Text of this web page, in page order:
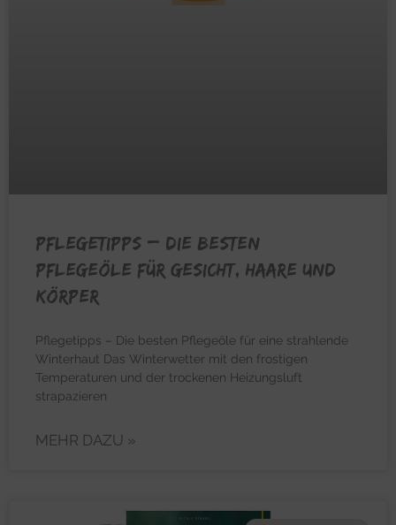
PFLEGETIPPS – Die besten
Pflegeöle für Gesicht, Haare und
Körper
Pflegetipps – Die besten Pflegeöle für eine strahlende
Winterhaut Das Winterwetter mit den frostigen
Temperaturen und der trockenen Heizungsluft
strapazieren
MEHR DAZU »